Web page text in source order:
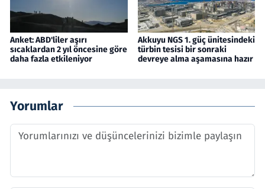
Anket: ABD'liler aşırı
sıcaklardan 2 yıl öncesine göre
daha fazla etkileniyor
Akkuyu NGS 1. güç ünitesindeki
türbin tesisi bir sonraki
devreye alma aşamasına hazır
Yorumlar